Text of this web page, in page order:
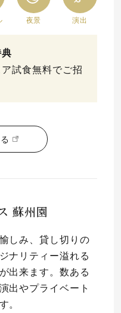
夜景 演出
試食無料でご招
蘇州園
しみ、貸し切りの
ナリティー溢れる
出来ます。数ある
出やプライベート
。